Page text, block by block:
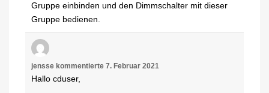
Gruppe einbinden und den Dimmschalter mit dieser
Gruppe bedienen.
jensse kommentierte 7. Februar 2021
Hallo cduser,